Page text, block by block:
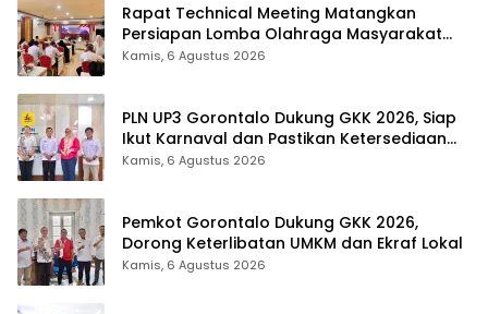
Rapat Technical Meeting Matangkan
Persiapan Lomba Olahraga Masyarakat
Tingkat Provinsi Gorontalo
Kamis, 6 Agustus 2026
PLN UP3 Gorontalo Dukung GKK 2026, Siap
Ikut Karnaval dan Pastikan Ketersediaan
Listrik
Kamis, 6 Agustus 2026
Pemkot Gorontalo Dukung GKK 2026,
Dorong Keterlibatan UMKM dan Ekraf Lokal
Kamis, 6 Agustus 2026